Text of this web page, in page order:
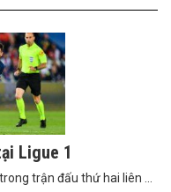
Ligue 1
trận đấu thứ hai liên ...